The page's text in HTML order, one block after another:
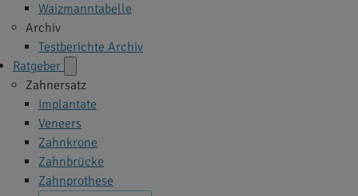
Waizmanntabelle
Archiv
Testberichte Archiv
Ratgeber
Zahnersatz
Implantate
Veneers
Zahnkrone
Zahnbrücke
Zahnprothese